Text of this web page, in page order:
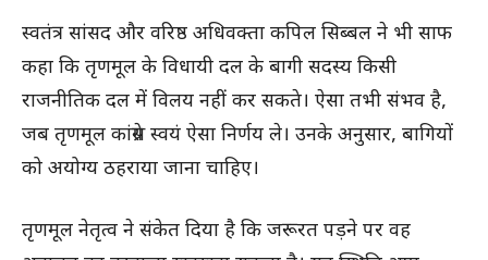
स्वतंत्र सांसद और वरिष्ठ अधिवक्ता कपिल सिब्बल ने भी साफ
कहा कि तृणमूल के विधायी दल के बागी सदस्य किसी
राजनीतिक दल में विलय नहीं कर सकते। ऐसा तभी संभव है,
जब तृणमूल कांग्रेस स्वयं ऐसा निर्णय ले। उनके अनुसार, बागियों
को अयोग्य ठहराया जाना चाहिए।
तृणमूल नेतृत्व ने संकेत दिया है कि जरूरत पड़ने पर वह